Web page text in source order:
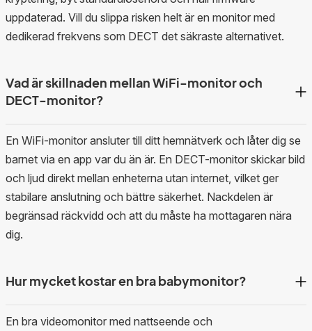
uppdaterad. Vill du slippa risken helt är en monitor med
dedikerad frekvens som DECT det säkraste alternativet.
Vad är skillnaden mellan WiFi-monitor och
DECT-monitor?
En WiFi-monitor ansluter till ditt hemnätverk och låter dig se
barnet via en app var du än är. En DECT-monitor skickar bild
och ljud direkt mellan enheterna utan internet, vilket ger
stabilare anslutning och bättre säkerhet. Nackdelen är
begränsad räckvidd och att du måste ha mottagaren nära
dig.
Hur mycket kostar en bra babymonitor?
En bra videomonitor med nattseende och